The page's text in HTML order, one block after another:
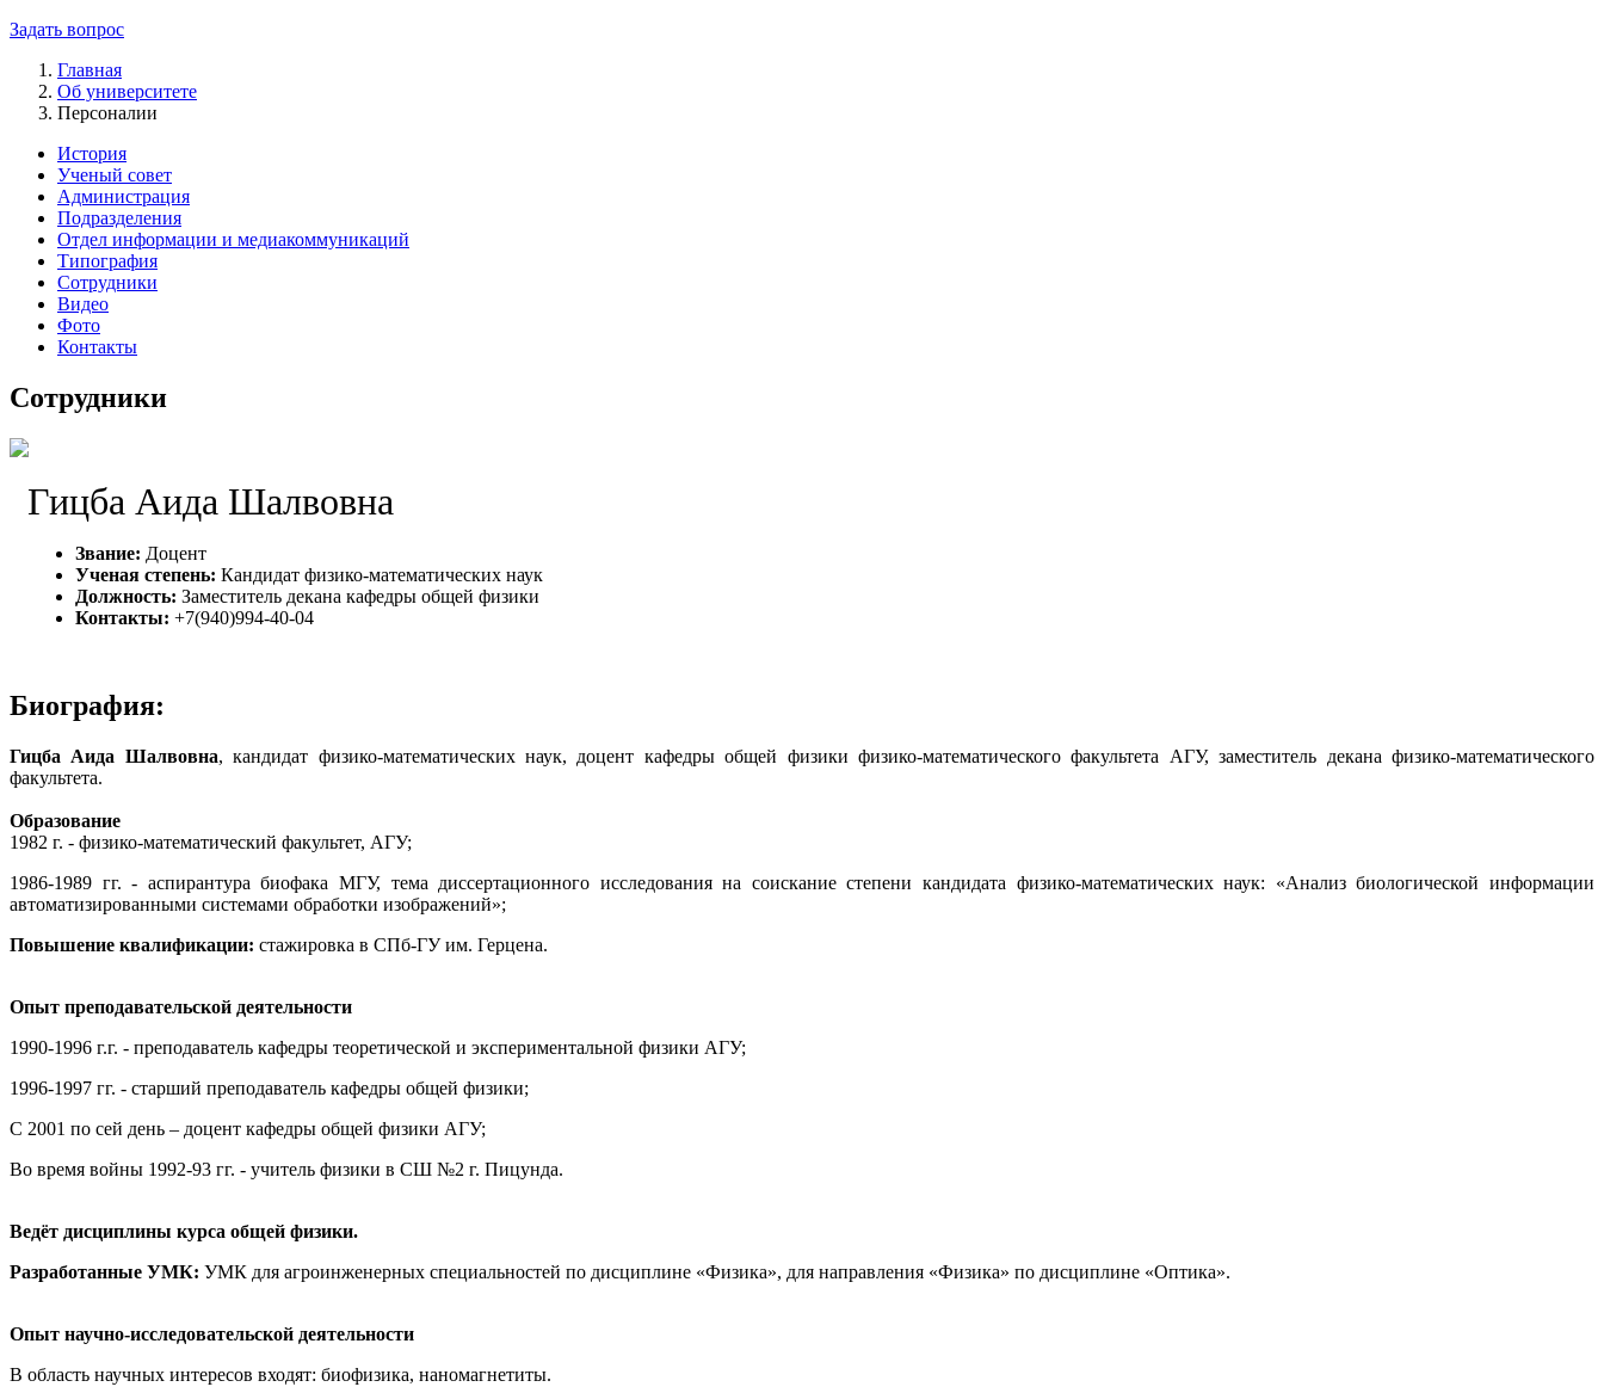
Задать вопрос
Главная
Об университете
Персоналии
История
Ученый совет
Администрация
Подразделения
Отдел информации и медиакоммуникаций
Типография
Сотрудники
Видео
Фото
Контакты
Сотрудники
Гицба Аида Шалвовна
Звание: Доцент
Ученая степень: Кандидат физико-математических наук
Должность: Заместитель декана кафедры общей физики
Контакты: +7(940)994-40-04
Биография:
Гицба Аида Шалвовна, кандидат физико-математических наук, доцент кафедры общей физики физико-математического факультета АГУ, заместитель декана физико-математического
факультета.
Образование
1982 г. - физико-математический факультет, АГУ;
1986-1989 гг. - аспирантура биофака МГУ, тема диссертационного исследования на соискание степени кандидата физико-математических наук: «Анализ биологической информации
автоматизированными системами обработки изображений»;
Повышение квалификации: стажировка в СПб-ГУ им. Герцена.
Опыт преподавательской деятельности
1990-1996 г.г. - преподаватель кафедры теоретической и экспериментальной физики АГУ;
1996-1997 гг. - старший преподаватель кафедры общей физики;
С 2001 по сей день – доцент кафедры общей физики АГУ;
Во время войны 1992-93 гг. - учитель физики в СШ №2 г. Пицунда.
Ведёт дисциплины курса общей физики.
Разработанные УМК: УМК для агроинженерных специальностей по дисциплине «Физика», для направления «Физика» по дисциплине «Оптика».
Опыт научно-исследовательской деятельности
В область научных интересов входят: биофизика, наномагнетиты.